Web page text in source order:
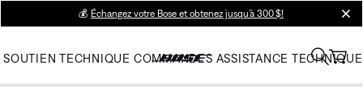
💰 Échangez votre Bose et obtenez jusqu’à 300 $!
SOUTIEN TECHNIQUE COMMANDES ASSISTANCE TECHNIQUE